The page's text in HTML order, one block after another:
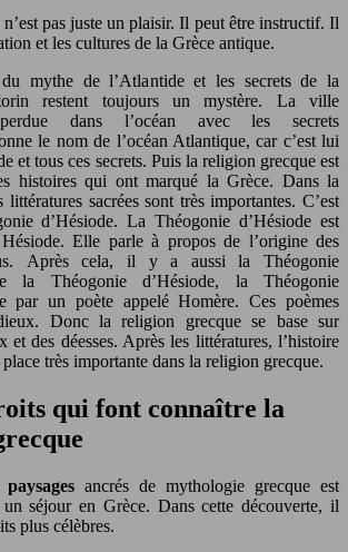
n’est pas juste un plaisir. Il peut être instructif. Il
et les cultures de la Grèce antique.
du mythe de l’Atlantide et les secrets de la
restent toujours un mystère. La ville
dans l’océan avec les secrets
le nom de l’océan Atlantique, car c’est lui
et tous ces secrets. Puis la religion grecque est
histoires qui ont marqué la Grèce. Dans la
sacrées sont très importantes. C’est
d’Hésiode. La Théogonie d’Hésiode est
Elle parle à propos de l’origine des
Après cela, il y a aussi la Théogonie
la Théogonie d’Hésiode, la Théogonie
par un poète appelé Homère. Ces poèmes
Donc la religion grecque se base sur
et des déesses. Après les littératures, l’histoire
très importante dans la religion grecque.
qui font connaître la
paysages ancrés de mythologie grecque est
séjour en Grèce. Dans cette découverte, il
plus célèbres.